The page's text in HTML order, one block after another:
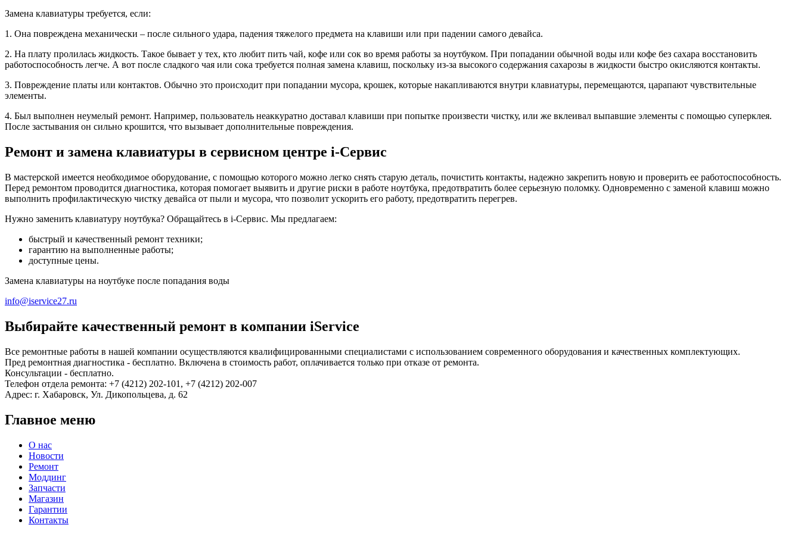
Замена клавиатуры требуется, если:
1. Она повреждена механически – после сильного удара, падения тяжелого предмета на клавиши или при падении самого девайса.
2. На плату пролилась жидкость. Такое бывает у тех, кто любит пить чай, кофе или сок во время работы за ноутбуком. При попадании обычной воды или кофе без сахара восстановить
работоспособность легче. А вот после сладкого чая или сока требуется полная замена клавиш, поскольку из-за высокого содержания сахарозы в жидкости быстро окисляются контакты.
3. Повреждение платы или контактов. Обычно это происходит при попадании мусора, крошек, которые накапливаются внутри клавиатуры, перемещаются, царапают чувствительные
элементы.
4. Был выполнен неумелый ремонт. Например, пользователь неаккуратно доставал клавиши при попытке произвести чистку, или же вклеивал выпавшие элементы с помощью суперклея.
После застывания он сильно крошится, что вызывает дополнительные повреждения.
Ремонт и замена клавиатуры в сервисном центре i-Сервис
В мастерской имеется необходимое оборудование, с помощью которого можно легко снять старую деталь, почистить контакты, надежно закрепить новую и проверить ее работоспособность.
Перед ремонтом проводится диагностика, которая помогает выявить и другие риски в работе ноутбука, предотвратить более серьезную поломку. Одновременно с заменой клавиш можно
выполнить профилактическую чистку девайса от пыли и мусора, что позволит ускорить его работу, предотвратить перегрев.
Нужно заменить клавиатуру ноутбука? Обращайтесь в i-Сервис. Мы предлагаем:
быстрый и качественный ремонт техники;
гарантию на выполненные работы;
доступные цены.
Замена клавиатуры на ноутбуке после попадания воды
info@iservice27.ru
Выбирайте качественный ремонт в компании iService
Все ремонтные работы в нашей компании осуществляются квалифицированными специалистами с использованием современного оборудования и качественных комплектующих.
Пред ремонтная диагностика - бесплатно. Включена в стоимость работ, оплачивается только при отказе от ремонта.
Консультации - бесплатно.
Телефон отдела ремонта: +7 (4212) 202-101, +7 (4212) 202-007
Адрес: г. Хабаровск, Ул. Дикопольцева, д. 62
Главное меню
О нас
Новости
Ремонт
Моддинг
Запчасти
Магазин
Гарантии
Контакты